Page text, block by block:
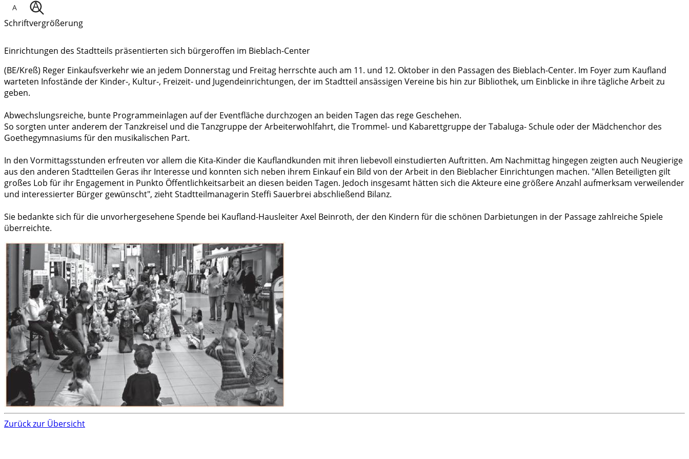
Einrichtungen des Stadtteils präsentierten sich bürgeroffen im Bieblach-Center
(BE/Kreß) Reger Einkaufsverkehr wie an jedem Donnerstag und Freitag herrschte auch am 11. und 12. Oktober in den Passagen des Bieblach-Center. Im Foyer zum Kaufland
warteten Infostände der Kinder-, Kultur-, Freizeit- und Jugendeinrichtungen, der im Stadtteil ansässigen Vereine bis hin zur Bibliothek, um Einblicke in ihre tägliche Arbeit zu
geben.
Abwechslungsreiche, bunte Programmeinlagen auf der Eventfläche durchzogen an beiden Tagen das rege Geschehen.
So sorgten unter anderem der Tanzkreisel und die Tanzgruppe der Arbeiterwohlfahrt, die Trommel- und Kabarettgruppe der Tabaluga- Schule oder der Mädchenchor des
Goethegymnasiums für den musikalischen Part.
In den Vormittagsstunden erfreuten vor allem die Kita-Kinder die Kauflandkunden mit ihren liebevoll einstudierten Auftritten. Am Nachmittag hingegen zeigten auch Neugierige
aus den anderen Stadtteilen Geras ihr Interesse und konnten sich neben ihrem Einkauf ein Bild von der Arbeit in den Bieblacher Einrichtungen machen. "Allen Beteiligten gilt
großes Lob für ihr Engagement in Punkto Öffentlichkeitsarbeit an diesen beiden Tagen. Jedoch insgesamt hätten sich die Akteure eine größere Anzahl aufmerksam verweilender
und interessierter Bürger gewünscht", zieht Stadtteilmanagerin Steffi Sauerbrei abschließend Bilanz.
Sie bedankte sich für die unvorhergesehene Spende bei Kaufland-Hausleiter Axel Beinroth, der den Kindern für die schönen Darbietungen in der Passage zahlreiche Spiele
überreichte.
Zurück zur Übersicht
Schriftvergrößerung